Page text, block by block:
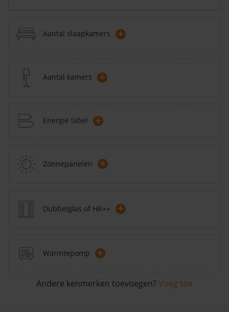
Aantal slaapkamers +
Aantal kamers +
Energie label +
Zonnepanelen +
Dubbelglas of HR++ +
Warmtepomp +
Andere kenmerken toevoegen? Voeg toe